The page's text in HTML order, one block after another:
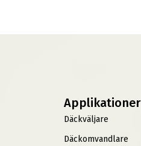
Applikationer
Däckväljare
Däckomvandlare